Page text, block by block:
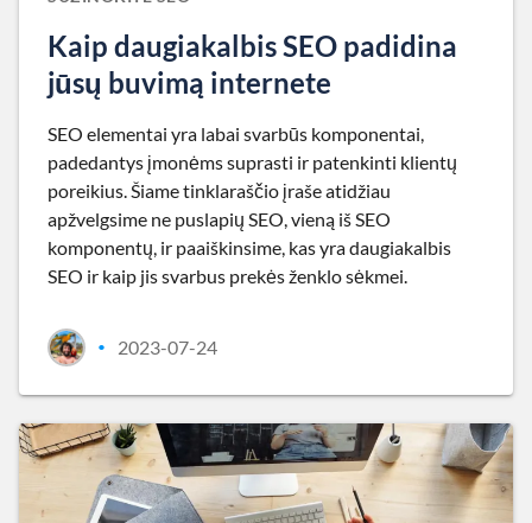
Kaip daugiakalbis SEO padidina
jūsų buvimą internete
SEO elementai yra labai svarbūs komponentai,
padedantys įmonėms suprasti ir patenkinti klientų
poreikius. Šiame tinklaraščio įraše atidžiau
apžvelgsime ne puslapių SEO, vieną iš SEO
komponentų, ir paaiškinsime, kas yra daugiakalbis
SEO ir kaip jis svarbus prekės ženklo sėkmei.
• 2023-07-24